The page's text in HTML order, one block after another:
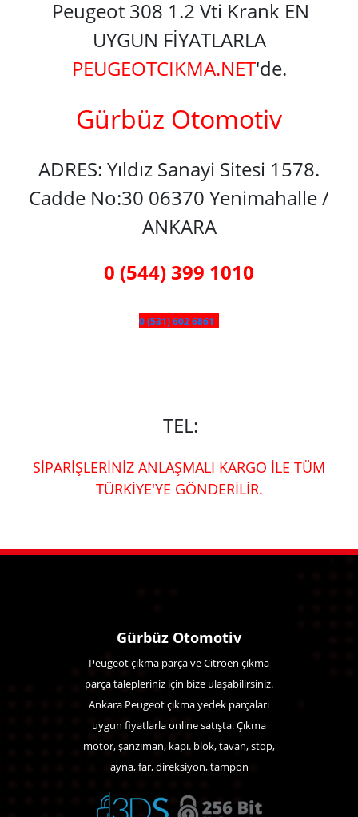
Peugeot 308 1.2 Vti Krank EN
UYGUN FİYATLARLA
PEUGEOTCIKMA.NET'de.
Gürbüz Otomotiv
ADRES: Yıldız Sanayi Sitesi 1578.
Cadde No:30 06370 Yenimahalle /
ANKARA
0 (544) 399 1010
0 (531) 602 6861
TEL:
SİPARİŞLERİNİZ ANLAŞMALI KARGO İLE TÜM
TÜRKİYE'YE GÖNDERİLİR.
Gürbüz Otomotiv
Peugeot çıkma parça ve Citroen çıkma
parça talepleriniz için bize ulaşabilirsiniz.
Ankara Peugeot çıkma yedek parçaları
uygun fiyatlarla online satışta. Çıkma
motor, şanzıman, kapı. blok, tavan, stop,
ayna, far, direksiyon, tampon